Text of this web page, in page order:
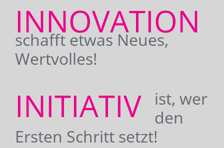
INNOVATION
schafft etwas Neues,
Wertvolles!
INITIATIV
ist, wer
den
Ersten Schritt setzt!